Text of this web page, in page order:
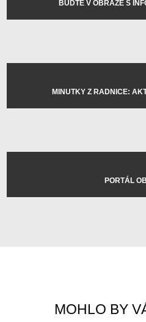
BUĎTE V OBRAZE S
MINUTKY Z RADNICE:
PORTÁL
MOHLO BY